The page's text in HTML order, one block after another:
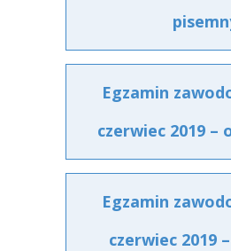
Egzamin
czerwiec 2019 –
Egzamin
czerwiec 2019